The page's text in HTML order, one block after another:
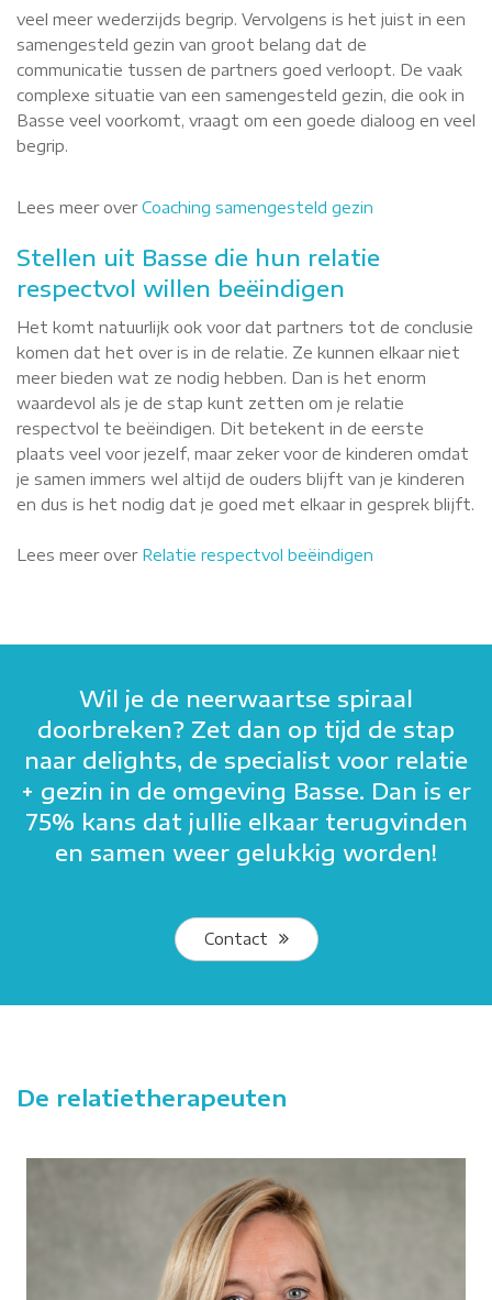
veel meer wederzijds begrip. Vervolgens is het juist in een
samengesteld gezin van groot belang dat de
communicatie tussen de partners goed verloopt. De vaak
complexe situatie van een samengesteld gezin, die ook in
Basse veel voorkomt, vraagt om een goede dialoog en veel
begrip.
Lees meer overCoaching samengesteld gezin
Stellen uit Basse die hun relatie
respectvol willen beëindigen
Het komt natuurlijk ook voor dat partners tot de conclusie
komen dat het over is in de relatie. Ze kunnen elkaar niet
meer bieden wat ze nodig hebben. Dan is het enorm
waardevol als je de stap kunt zetten om je relatie
respectvol te beëindigen. Dit betekent in de eerste
plaats veel voor jezelf, maar zeker voor de kinderen omdat
je samen immers wel altijd de ouders blijft van je kinderen
en dus is het nodig dat je goed met elkaar in gesprek blijft.
Lees meer over Relatie respectvol beëindigen
Wil je de neerwaartse spiraal
doorbreken? Zet dan op tijd de stap
naar delights, de specialist voor relatie
+ gezin in de omgeving Basse. Dan is er
75% kans dat jullie elkaar terugvinden
en samen weer gelukkig worden!
Contact
De relatietherapeuten